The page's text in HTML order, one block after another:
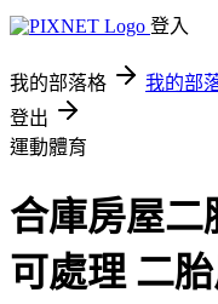
登入
我的部落格 我的部
登出
運動體育
合庫房屋二
可處理 二